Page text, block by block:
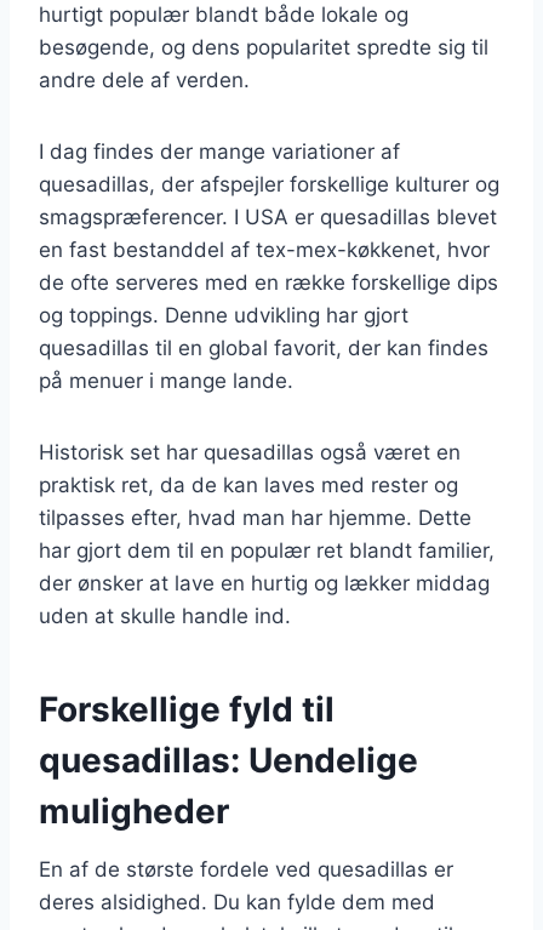
hurtigt populær blandt både lokale og
besøgende, og dens popularitet spredte sig til
andre dele af verden.
I dag findes der mange variationer af
quesadillas, der afspejler forskellige kulturer og
smagspræferencer. I USA er quesadillas blevet
en fast bestanddel af tex-mex-køkkenet, hvor
de ofte serveres med en række forskellige dips
og toppings. Denne udvikling har gjort
quesadillas til en global favorit, der kan findes
på menuer i mange lande.
Historisk set har quesadillas også været en
praktisk ret, da de kan laves med rester og
tilpasses efter, hvad man har hjemme. Dette
har gjort dem til en populær ret blandt familier,
der ønsker at lave en hurtig og lækker middag
uden at skulle handle ind.
Forskellige fyld til
quesadillas: Uendelige
muligheder
En af de største fordele ved quesadillas er
deres alsidighed. Du kan fylde dem med